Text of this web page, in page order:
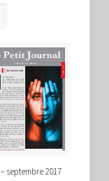
septembre 2017